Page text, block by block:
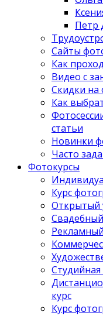
Петр
Сайты
Как
Видео с
Скидки на
Как
статьи
Новинки
Часто
Фотокурсы
Курс
Открытый
курс
Курс